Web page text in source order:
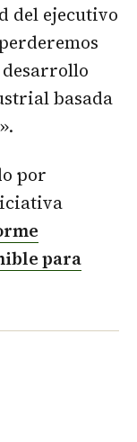
del ejecutivo
basada
por
para